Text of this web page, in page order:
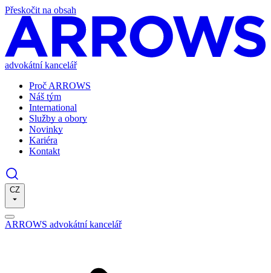
Přeskočit na obsah
advokátní kancelář
Proč ARROWS
Náš tým
International
Služby a obory
Novinky
Kariéra
Kontakt
CZ
ARROWS advokátní kancelář